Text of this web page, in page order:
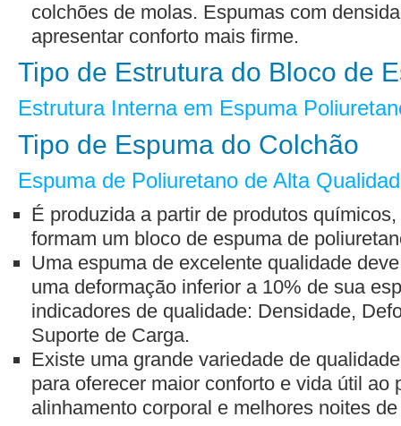
colchões de molas. Espumas com
apresentar conforto mais firme.
Tipo de Estrutura do Bloco de
Estrutura Interna em Espuma
Tipo de Espuma do Colchão
Espuma de Poliuretano de Alta
É produzida a partir de produtos
formam um bloco de espuma de
Uma espuma de excelente qualidade
uma deformação inferior a 10% de sua
indicadores de qualidade: Densidade,
Suporte de Carga.
Existe uma grande variedade de
para oferecer maior conforto e vida útil ao
alinhamento corporal e melhores noites